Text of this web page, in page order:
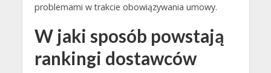
problemami w trakcie obowiązywania umowy.
W jaki sposób powstają
rankingi dostawców